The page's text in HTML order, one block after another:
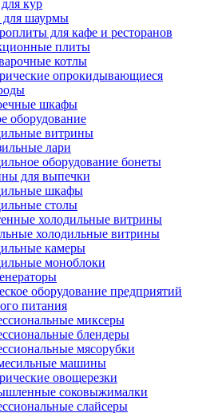
кур
для шаурмы
для кафе и ресторанов
плиты
котлы
опрокидывающиеся
шкафы
оборудование
витрины
лари
оборудование бонеты
для выпечки
шкафы
столы
холодильные витрины
холодильные витрины
камеры
моноблоки
оборудование предприятий
питания
миксеры
блендеры
мясорубки
машины
овощерезки
соковыжималки
слайсеры